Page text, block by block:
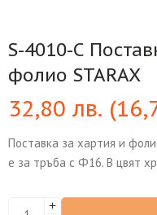
S-4010-C
фолио STARAX
32,80лв. (
Поставка за хартия и
е за тръба с Ф16. В цвят